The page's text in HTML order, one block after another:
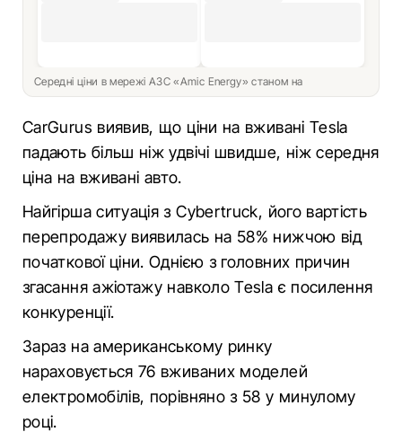
Середні ціни в мережі АЗС «Amic Energy» станом на
CarGurus виявив, що ціни на вживані Tesla
падають більш ніж удвічі швидше, ніж середня
ціна на вживані авто.
Найгірша ситуація з Cybertruck, його вартість
перепродажу виявилась на 58% нижчою від
початкової ціни. Однією з головних причин
згасання ажіотажу навколо Tesla є посилення
конкуренції.
Зараз на американському ринку
нараховується 76 вживаних моделей
електромобілів, порівняно з 58 у минулому
році.